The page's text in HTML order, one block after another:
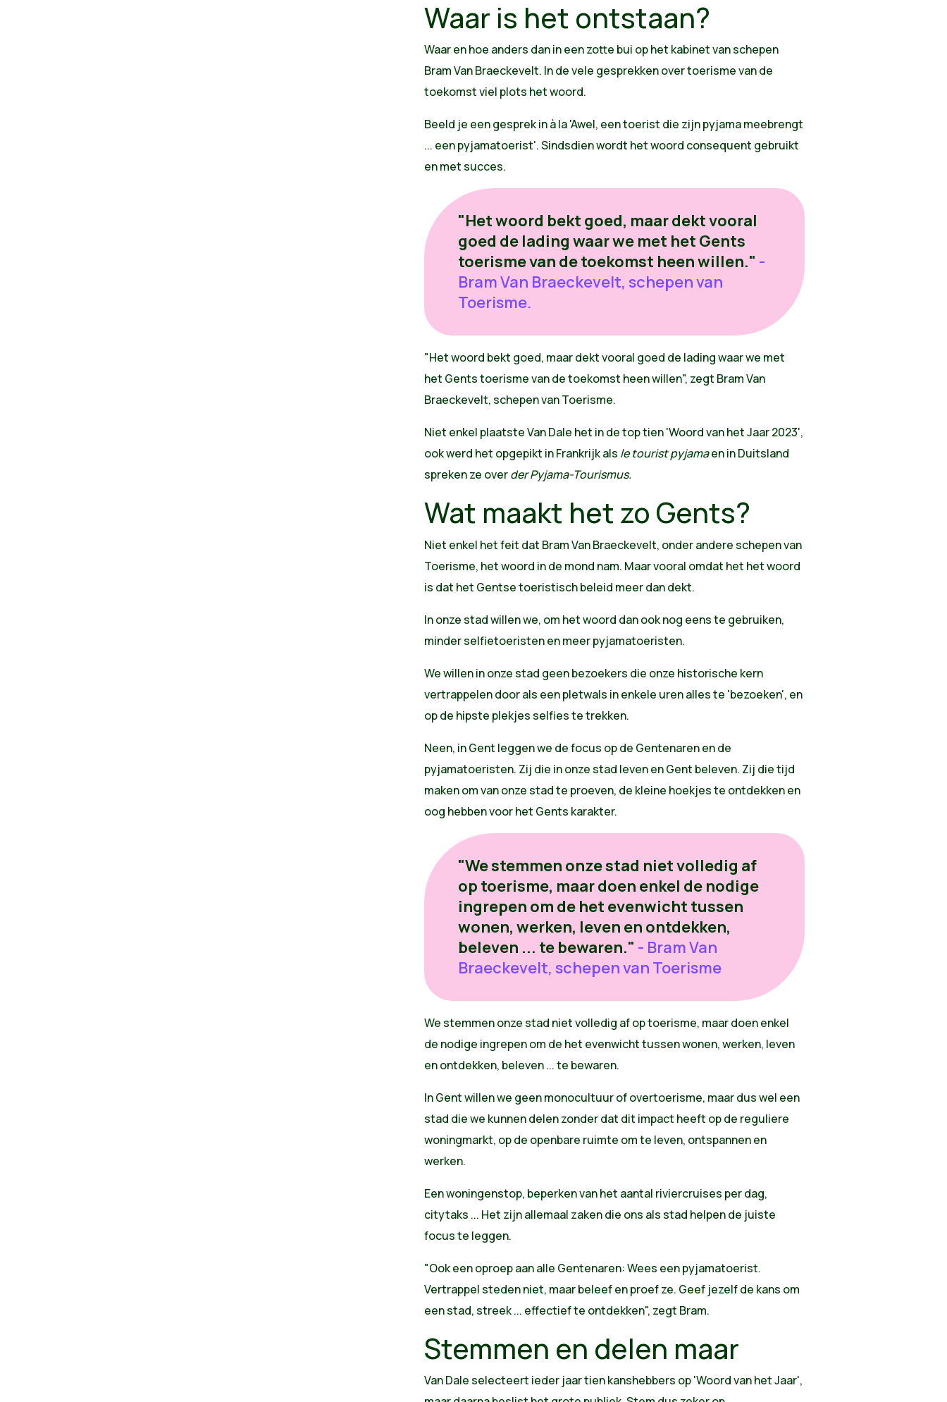
Waar is het ontstaan?
Waar en hoe anders dan in een zotte bui op het kabinet van schepen
Bram Van Braeckevelt. In de vele gesprekken over toerisme van de
toekomst viel plots het woord.
Beeld je een gesprek in à la 'Awel, een toerist die zijn pyjama meebrengt
... een pyjamatoerist'. Sindsdien wordt het woord consequent gebruikt
en met succes.
"Het woord bekt goed, maar dekt vooral
goed de lading waar we met het Gents
toerisme van de toekomst heen willen." -
Bram Van Braeckevelt, schepen van
Toerisme.
"Het woord bekt goed, maar dekt vooral goed de lading waar we met
het Gents toerisme van de toekomst heen willen", zegt Bram Van
Braeckevelt, schepen van Toerisme.
Niet enkel plaatste Van Dale het in de top tien 'Woord van het Jaar 2023',
ook werd het opgepikt in Frankrijk als le tourist pyjamaen in Duitsland
spreken ze overder Pyjama-Tourismus.
Wat maakt het zo Gents?
Niet enkel het feit dat Bram Van Braeckevelt, onder andere schepen van
Toerisme, het woord in de mond nam. Maar vooral omdat het het woord
is dat het Gentse toeristisch beleid meer dan dekt.
In onze stad willen we, om het woord dan ook nog eens te gebruiken,
minder selfietoeristen en meer pyjamatoeristen.
We willen in onze stad geen bezoekers die onze historische kern
vertrappelen door als een pletwals in enkele uren alles te 'bezoeken', en
op de hipste plekjes selfies te trekken.
Neen, in Gent leggen we de focus op de Gentenaren en de
pyjamatoeristen. Zij die in onze stad leven en Gent beleven. Zij die tijd
maken om van onze stad te proeven, de kleine hoekjes te ontdekken en
oog hebben voor het Gents karakter.
"We stemmen onze stad niet volledig af
op toerisme, maar doen enkel de nodige
ingrepen om de het evenwicht tussen
wonen, werken, leven en ontdekken,
beleven ... te bewaren." - Bram Van
Braeckevelt, schepen van Toerisme
We stemmen onze stad niet volledig af op toerisme, maar doen enkel
de nodige ingrepen om de het evenwicht tussen wonen, werken, leven
en ontdekken, beleven ... te bewaren.
In Gent willen we geen monocultuur of overtoerisme, maar dus wel een
stad die we kunnen delen zonder dat dit impact heeft op de reguliere
woningmarkt, op de openbare ruimte om te leven, ontspannen en
werken.
Een woningenstop, beperken van het aantal riviercruises per dag,
citytaks ... Het zijn allemaal zaken die ons als stad helpen de juiste
focus te leggen.
"Ook een oproep aan alle Gentenaren: Wees een pyjamatoerist.
Vertrappel steden niet, maar beleef en proef ze. Geef jezelf de kans om
een stad, streek ... effectief te ontdekken", zegt Bram.
Stemmen en delen maar
Van Dale selecteert ieder jaar tien kanshebbers op 'Woord van het Jaar',